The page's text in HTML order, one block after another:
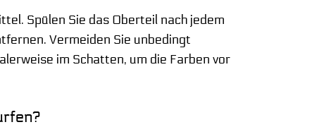
Spülen Sie das Oberteil nach jedem
Vermeiden Sie unbedingt
im Schatten, um die Farben vor